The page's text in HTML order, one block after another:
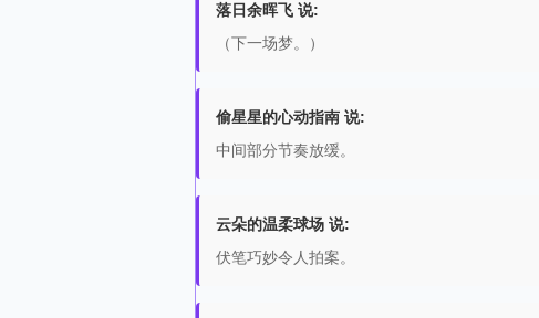
落日余晖飞 说:
（下一场梦。）
偷星星的心动指南 说:
中间部分节奏放缓。
云朵的温柔球场 说:
伏笔巧妙令人拍案。